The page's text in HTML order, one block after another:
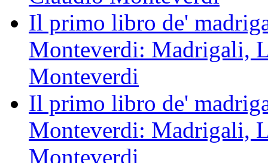
Il primo libro de'
Monteverdi: Madrigali,
Monteverdi
Il primo libro de'
Monteverdi: Madrigali,
Monteverdi